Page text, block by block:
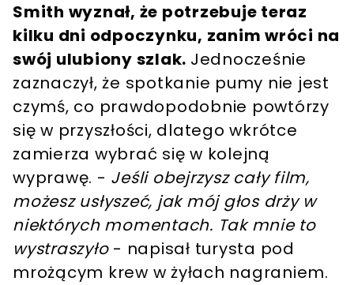
Smith wyznał, że potrzebuje teraz
kilku dni odpoczynku, zanim wróci na
swój ulubiony szlak. Jednocześnie
zaznaczył, że spotkanie pumy nie jest
czymś, co prawdopodobnie powtórzy
się w przyszłości, dlatego wkrótce
zamierza wybrać się w kolejną
wyprawę. - Jeśli obejrzysz cały film,
możesz usłyszeć, jak mój głos drży w
niektórych momentach. Tak mnie to
wystraszyło- napisał turysta pod
mrożącym krew w żyłach nagraniem.